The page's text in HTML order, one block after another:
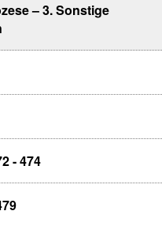
– 3. Sonstige
- 474